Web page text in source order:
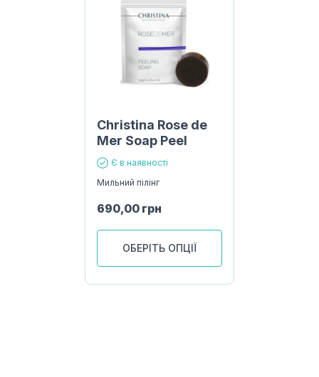
Christina Rose de
Mer Soap Peel
Є в наявності
Мильний пілінг
690,00 грн
ОБЕРІТЬ ОПЦІЇ